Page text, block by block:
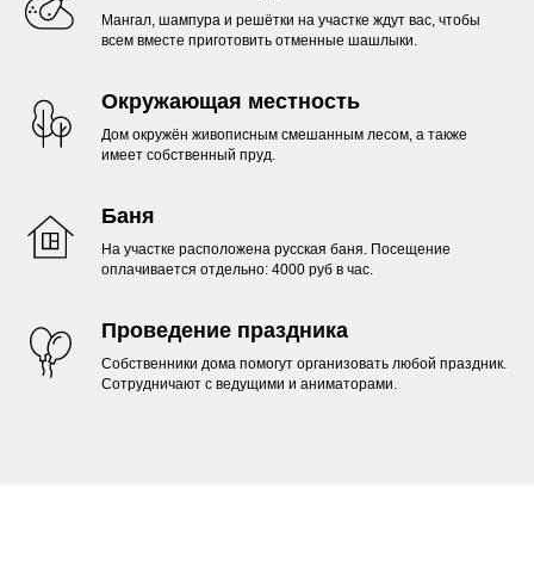
Мангал, шампура и решётки на участке ждут вас, чтобы
всем вместе приготовить отменные шашлыки.
Окружающая местность
Дом окружён живописным смешанным лесом, а также
имеет собственный пруд.
Баня
На участке расположена русская баня. Посещение
оплачивается отдельно: 4000 руб в час.
Проведение праздника
Собственники дома помогут организовать любой праздник.
Сотрудничают с ведущими и аниматорами.